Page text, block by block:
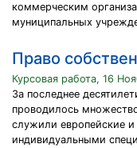
коммерческим
муниципальных
Право
Курсовая работа, 16
За последнее
проводилось
служили европейские
индивидуальными